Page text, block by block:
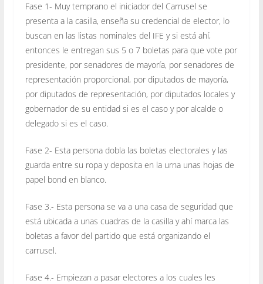
Fase 1- Muy temprano el iniciador del Carrusel se
presenta a la casilla, enseña su credencial de elector, lo
buscan en las listas nominales del IFE y si está ahí,
entonces le entregan sus 5 o 7 boletas para que vote por
presidente, por senadores de mayoría, por senadores de
representación proporcional, por diputados de mayoría,
por diputados de representación, por diputados locales y
gobernador de su entidad si es el caso y por alcalde o
delegado si es el caso.
Fase 2- Esta persona dobla las boletas electorales y las
guarda entre su ropa y deposita en la urna unas hojas de
papel bond en blanco.
Fase 3.- Esta persona se va a una casa de seguridad que
está ubicada a unas cuadras de la casilla y ahí marca las
boletas a favor del partido que está organizando el
carrusel.
Fase 4.- Empiezan a pasar electores a los cuales les